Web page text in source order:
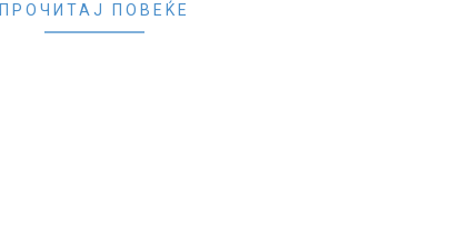
ПРОЧИТАЈ ПОВЕЌЕ